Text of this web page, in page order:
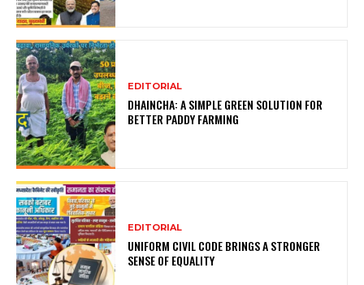
EDITORIAL
DHAINCHA: A SIMPLE GREEN SOLUTION FOR
BETTER PADDY FARMING
EDITORIAL
UNIFORM CIVIL CODE BRINGS A STRONGER
SENSE OF EQUALITY